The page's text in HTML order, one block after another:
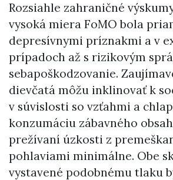
Rozsiahle zahraničné
vysoká miera FoMO bola
depresívnymi príznakmi a v
prípadoch až s rizikovým
sebapoškodzovanie.
dievčatá môžu inklinovať k
v súvislosti so vzťahmi a
konzumáciu zábavného
prežívaní úzkosti z
pohlaviami minimálne. Obe
vystavené podobnému tlaku